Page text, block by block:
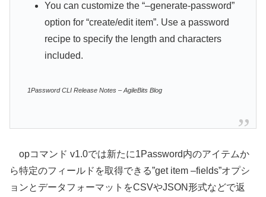
You can customize the “–generate-password”
option for “create/edit item”. Use a password
recipe to specify the length and characters
included.
1Password CLI Release Notes – AgileBits Blog
opコマンド v1.0では新たに1Password内のアイテムか
ら特定のフィールドを取得できる”get item –fields”オプシ
ョンとデータフォーマットをCSVやJSON形式などで返